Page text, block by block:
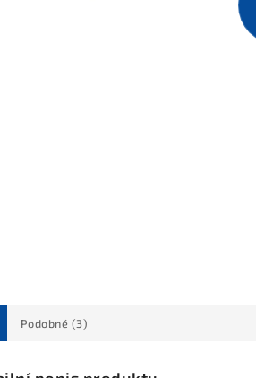
Podobné (3)